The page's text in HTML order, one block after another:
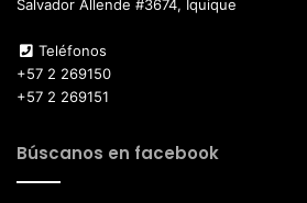
Salvador Allende #3674, Iquique
Teléfonos
+57 2 269150
+57 2 269151
Búscanos en facebook